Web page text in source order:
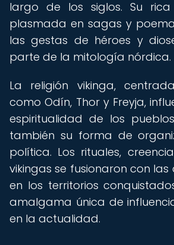
largo de los siglos. Su
plasmada en sagas y
las gestas de héroes y
parte de la mitología nórdica.
La religión vikinga,
como Odín, Thor y Freyja,
espiritualidad de los
también su forma de
política. Los rituales,
vikingas se fusionaron con
en los territorios
amalgama única de
en la actualidad.